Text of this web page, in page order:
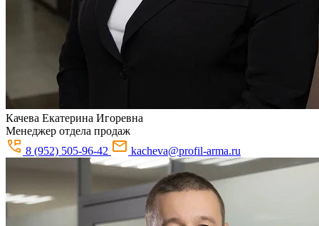
Качева Екатерина Игоревна
Менеджер отдела продаж
8 (952) 505-96-42
kacheva@profil-arma.ru